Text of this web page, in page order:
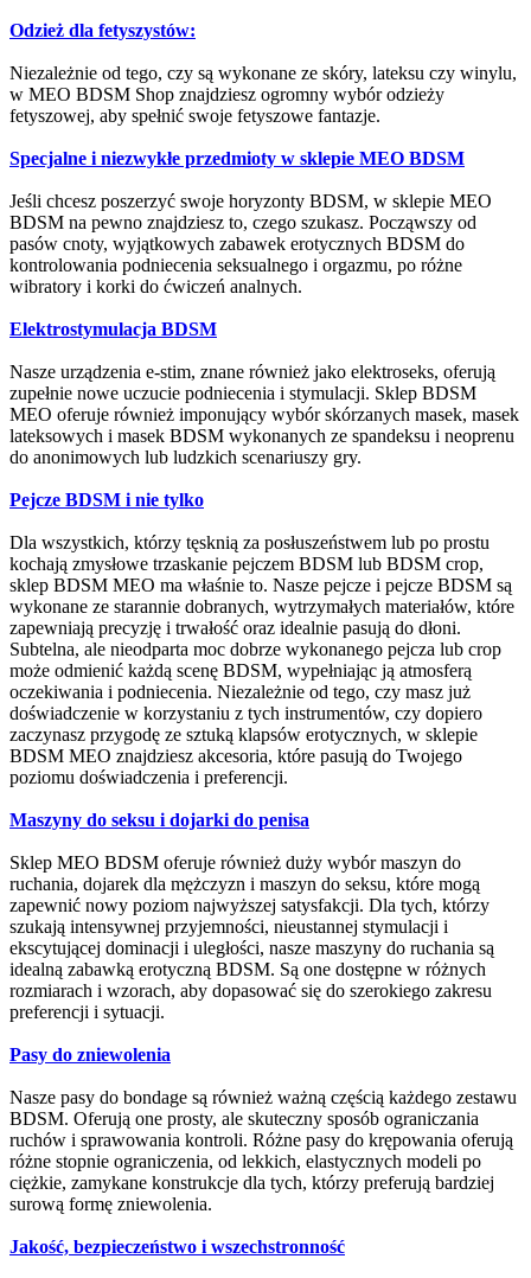
Odzież dla fetyszystów:
Niezależnie od tego, czy są wykonane ze skóry, lateksu czy winylu,
w MEO BDSM Shop znajdziesz ogromny wybór odzieży
fetyszowej, aby spełnić swoje fetyszowe fantazje.
Specjalne i niezwykłe przedmioty w sklepie MEO BDSM
Jeśli chcesz poszerzyć swoje horyzonty BDSM, w sklepie MEO
BDSM na pewno znajdziesz to, czego szukasz. Począwszy od
pasów cnoty, wyjątkowych zabawek erotycznych BDSM do
kontrolowania podniecenia seksualnego i orgazmu, po różne
wibratory i korki do ćwiczeń analnych.
Elektrostymulacja BDSM
Nasze urządzenia e-stim, znane również jako elektroseks, oferują
zupełnie nowe uczucie podniecenia i stymulacji. Sklep BDSM
MEO oferuje również imponujący wybór skórzanych masek, masek
lateksowych i masek BDSM wykonanych ze spandeksu i neoprenu
do anonimowych lub ludzkich scenariuszy gry.
Pejcze BDSM i nie tylko
Dla wszystkich, którzy tęsknią za posłuszeństwem lub po prostu
kochają zmysłowe trzaskanie pejczem BDSM lub BDSM crop,
sklep BDSM MEO ma właśnie to. Nasze pejcze i pejcze BDSM są
wykonane ze starannie dobranych, wytrzymałych materiałów, które
zapewniają precyzję i trwałość oraz idealnie pasują do dłoni.
Subtelna, ale nieodparta moc dobrze wykonanego pejcza lub crop
może odmienić każdą scenę BDSM, wypełniając ją atmosferą
oczekiwania i podniecenia. Niezależnie od tego, czy masz już
doświadczenie w korzystaniu z tych instrumentów, czy dopiero
zaczynasz przygodę ze sztuką klapsów erotycznych, w sklepie
BDSM MEO znajdziesz akcesoria, które pasują do Twojego
poziomu doświadczenia i preferencji.
Maszyny do seksu i dojarki do penisa
Sklep MEO BDSM oferuje również duży wybór maszyn do
ruchania, dojarek dla mężczyzn i maszyn do seksu, które mogą
zapewnić nowy poziom najwyższej satysfakcji. Dla tych, którzy
szukają intensywnej przyjemności, nieustannej stymulacji i
ekscytującej dominacji i uległości, nasze maszyny do ruchania są
idealną zabawką erotyczną BDSM. Są one dostępne w różnych
rozmiarach i wzorach, aby dopasować się do szerokiego zakresu
preferencji i sytuacji.
Pasy do zniewolenia
Nasze pasy do bondage są również ważną częścią każdego zestawu
BDSM. Oferują one prosty, ale skuteczny sposób ograniczania
ruchów i sprawowania kontroli. Różne pasy do krępowania oferują
różne stopnie ograniczenia, od lekkich, elastycznych modeli po
ciężkie, zamykane konstrukcje dla tych, którzy preferują bardziej
surową formę zniewolenia.
Jakość, bezpieczeństwo i wszechstronność